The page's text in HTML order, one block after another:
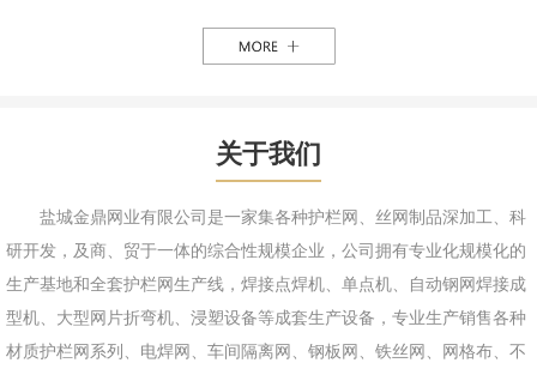
关于我们
盐城金鼎网业有限公司是一家集各种护栏网、丝网制品深加工、科
研开发，及商、贸于一体的综合性规模企业，公司拥有专业化规模化的
生产基地和全套护栏网生产线，焊接点焊机、单点机、自动钢网焊接成
型机、大型网片折弯机、浸塑设备等成套生产设备，专业生产销售各种
材质护栏网系列、电焊网、车间隔离网、钢板网、铁丝网、网格布、不